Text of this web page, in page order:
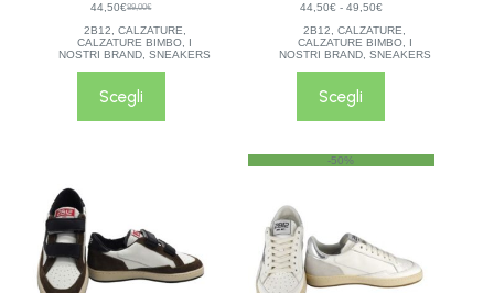
89,00€
44,50€
2B12, CALZATURE,
CALZATURE BIMBO, I
NOSTRI BRAND,SNEAKERS
Scegli
44,50€ - 49,50€
2B12,CALZATURE,
CALZATURE BIMBO, I
NOSTRI BRAND, SNEAKERS
Scegli
-50%